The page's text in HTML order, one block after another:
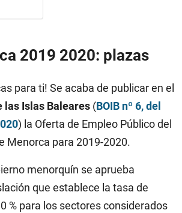
2019 2020: plazas
para ti! Se acaba de publicar en el
las Islas Baleares (BOIB nº 6, del
) la Oferta de Empleo Público del
Menorca para 2019-2020.
menorquín se aprueba
que establece la tasa de
% para los sectores considerados